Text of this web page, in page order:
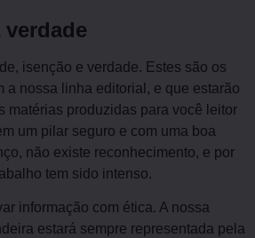
isenção e verdade. Estes são os
a nossa linha editorial, e que estarão
matérias produzidas para você leitor
um pilar seguro e com uma boa
não existe reconhecimento, e por
tem sido intenso.
informação com ética. A nossa
estará sempre representada pela